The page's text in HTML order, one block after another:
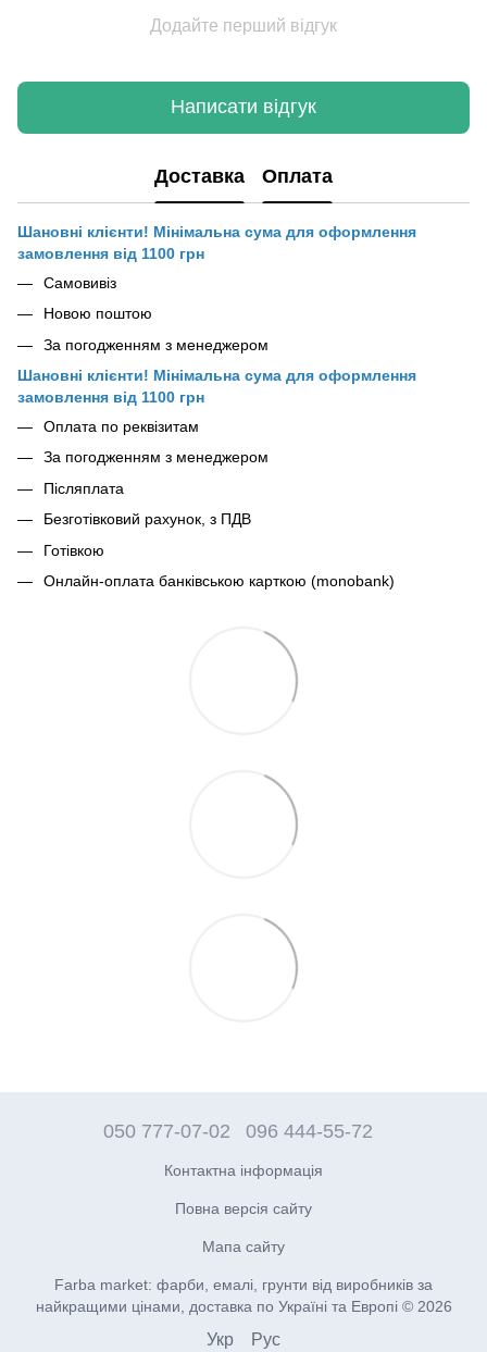
Додайте перший відгук
Написати відгук
Доставка Оплата
Шановні клієнти! Мінімальна сума для оформлення
замовлення від 1100 грн
Самовивіз
Новою поштою
За погодженням з менеджером
Шановні клієнти! Мінімальна сума для оформлення
замовлення від 1100 грн
Оплата по реквізитам
За погодженням з менеджером
Післяплата
Безготівковий рахунок, з ПДВ
Готівкою
Онлайн-оплата банківською карткою (monobank)
050 777-07-02 096 444-55-72
Контактна інформація
Повна версія сайту
Мапа сайту
Farba market: фарби, емалі, грунти від виробників за
найкращими цінами, доставка по Україні та Европі © 2026
Укр Рус